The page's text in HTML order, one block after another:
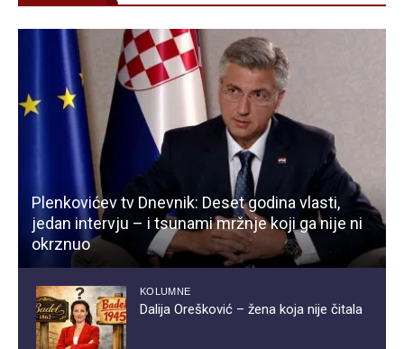
Plenkovićev tv Dnevnik: Deset godina vlasti,
jedan intervju – i tsunami mržnje koji ga nije ni
okrznuo
KOLUMNE
Dalija Orešković – žena koja nije čitala